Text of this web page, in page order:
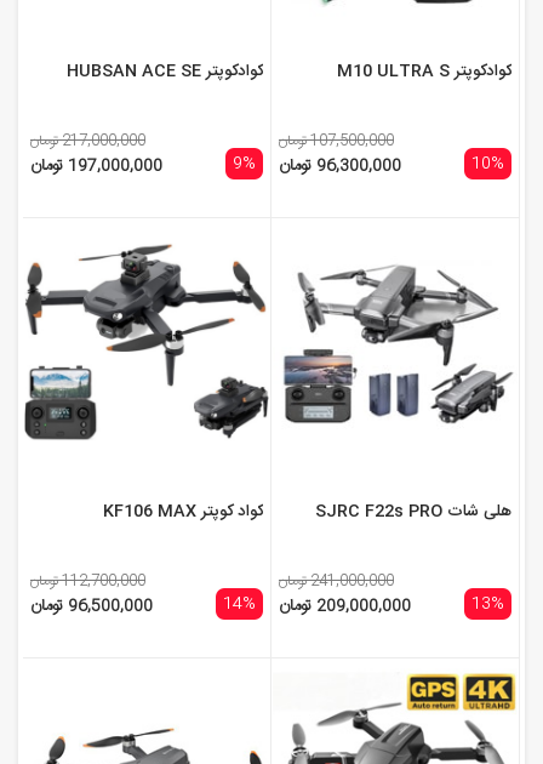
کوادکوپتر M10 ULTRA S
10%
107,500,000 تومان
96,300,000 تومان
کوادکوپتر HUBSAN ACE SE
9%
217,000,000 تومان
197,000,000 تومان
هلی شات SJRC F22s PRO
13%
241,000,000 تومان
209,000,000 تومان
کواد کوپتر KF106 MAX
14%
112,700,000 تومان
96,500,000 تومان